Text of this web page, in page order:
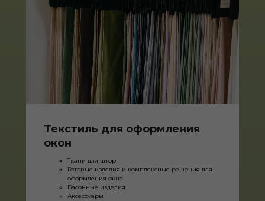
Текстиль для оформления
окон
Ткани для штор
Готовые изделия и комплексные решения для
оформления окна
Басонные изделия
Аксессуары